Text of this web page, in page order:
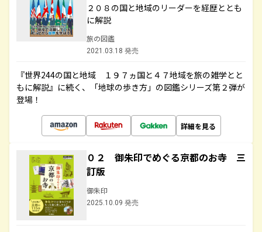
２０８の国と地域のリーダーを経歴ととも
に解説
旅の図鑑
2021.03.18 発売
『世界244の国と地域 １９７ヵ国と４７地域を旅の雑学とと
もに解説』に続く、「地球の歩き方」の図鑑シリーズ第２弾が
登場！
詳細を見る
０２ 御朱印でめぐる京都のお寺 三
訂版
御朱印
2025.10.09 発売